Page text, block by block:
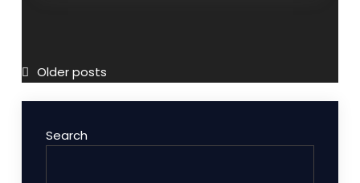
PT
Samaco
Niaga
Posts
navigation
Older posts
Search